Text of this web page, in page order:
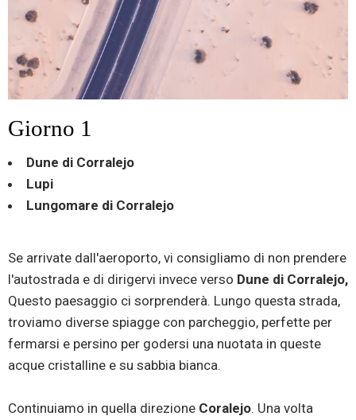
Giorno 1
Dune di Corralejo
Lupi
Lungomare di Corralejo
Se arrivate dall'aeroporto, vi consigliamo di non prendere
l'autostrada e di dirigervi invece verso Dune di Corralejo,
Questo paesaggio ci sorprenderà. Lungo questa strada,
troviamo diverse spiagge con parcheggio, perfette per
fermarsi e persino per godersi una nuotata in queste
acque cristalline e su sabbia bianca.
Continuiamo in quella direzione Coralejo. Una volta